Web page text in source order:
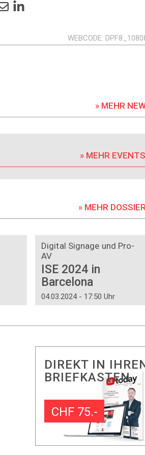
WEBCODE
» MEHR
» MEHR EVENTS
» MEHR
Digital Signage und Pro-
AV
ISE 2024 in
Barcelona
04.03.2024 - 17:50 Uhr
DIREKT IN
BRIEFKASTEN
CHF 75.-